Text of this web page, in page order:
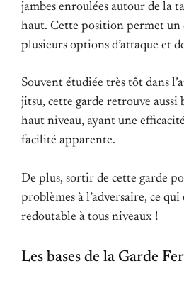
jambes enroulées autour de la
haut. Cette position permet
plusieurs options d’attaque et
Souvent étudiée très tôt dans
jitsu, cette garde retrouve aussi
haut niveau, ayant une
facilité apparente.
De plus, sortir de cette garde
problèmes à l’adversaire, ce
redoutable à tous niveaux !
Les bases de la Garde